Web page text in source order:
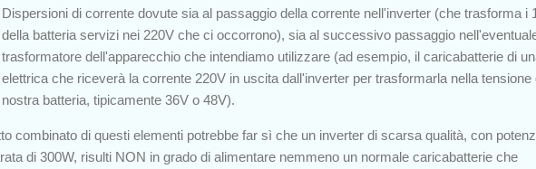
Dispersioni di corrente dovute sia al passaggio della corrente nell'inverter (che trasforma i
della batteria servizi nei 220V che ci occorrono), sia al successivo passaggio
trasformatore dell'apparecchio che intendiamo utilizzare (ad esempio, il caricabatterie di
elettrica che riceverà la corrente 220V in uscita dall'inverter per trasformarla nella tensione
nostra batteria, tipicamente 36V o 48V).
combinato di questi elementi potrebbe far sì che un inverter di scarsa qualità, con
di 300W, risulti NON in grado di alimentare nemmeno un normale caricabatterie che